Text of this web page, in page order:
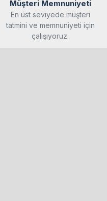
Müşteri Memnuniyeti
En üst seviyede müşteri
tatmini ve memnuniyeti için
çalışıyoruz.